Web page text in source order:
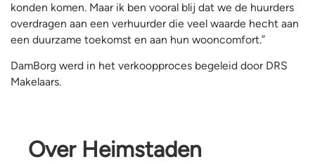
konden komen. Maar ik ben vooral blij dat we de huurders
overdragen aan een verhuurder die veel waarde hecht aan
een duurzame toekomst en aan hun wooncomfort.”
DamBorg werd in het verkoopproces begeleid door DRS
Makelaars.
Over Heimstaden